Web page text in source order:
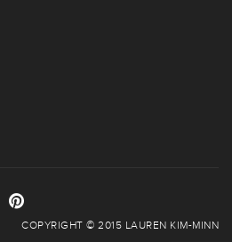
COPYRIGHT © 2015 LAUREN KIM-MINN